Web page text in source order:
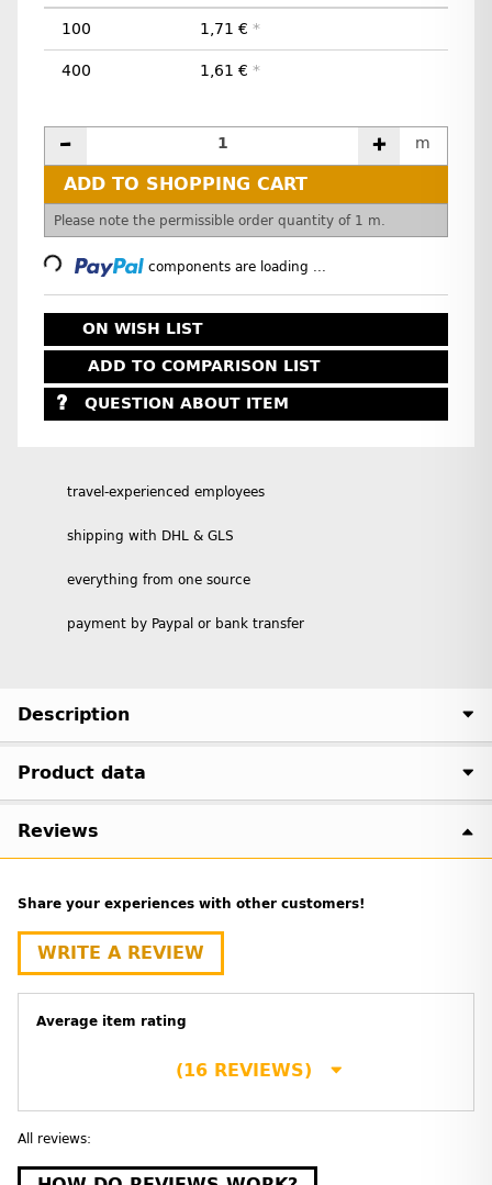
100 1,71 € *
400 1,61 € *
m
ADD TO SHOPPING CART
x
Please note the permissible order quantity of 1 m.
Loading... components are loading ...
ON WISH LIST
ADD TO COMPARISON LIST
QUESTION ABOUT ITEM
travel-experienced employees
shipping with DHL & GLS
everything from one source
payment by Paypal or bank transfer
Description
Product data
Reviews
Average item rating
(16 REVIEWS)
Share your experiences with other customers!
WRITE A REVIEW
All reviews: